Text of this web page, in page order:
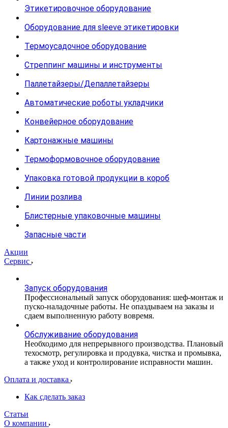
Этикетировочное оборудование
Оборудование для sleeve этикетировки
Термоусадочное оборудование
Стреппинг машины и инструменты
Паллетайзеры/Депаллетайзеры
Автоматические роботы укладчики
Конвейерное оборудование
Картонажные машины
Термоформовочное оборудование
Упаковка готовой продукции в короб
Линии розлива
Блистерные упаковочные машины
Запасные части
Акции
Сервис
Запуск оборудования
Профессиональный запуск оборудования: шеф-монтаж и
пуско-наладочные работы. Не опаздываем на заказы и
сдаем выполненную работу вовремя.
Обслуживание оборудования
Необходимо для непрерывного производства. Плановый
техосмотр, регулировка и продувка, чистка и промывка,
а также уход и контролирование исправности машин.
Оплата и доставка
Как сделать заказ
Статьи
О компании